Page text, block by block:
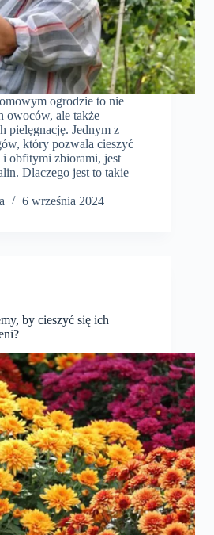
ogrodzie to nie
owoców, ale także
pielęgnację. Jednym z
który pozwala cieszyć
obfitymi zbiorami, jest
Dlaczego jest to takie
6 września 2024
by cieszyć się ich